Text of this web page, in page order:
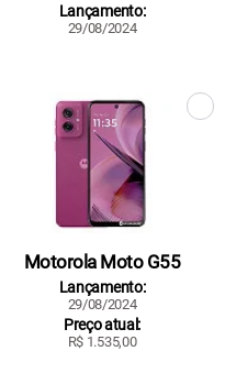
Lançamento:
29/08/2024
Motorola Moto G55
Lançamento:
29/08/2024
Preço atual:
R$ 1.535,00